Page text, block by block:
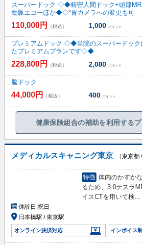
スーパードック ◇◆精密人間ドック+頭部
動脈エコーほか◆◇*胃カメラへの変更も可
110,000円 （税込） 1,000 ポイント
プレミアムドック ◇◆当院のスーパードック
たプレミアムプランです◇◆
228,800円 （税込） 2,080 ポイント
脳ドック
44,000円 （税込） 400 ポイント
健康保険組合の補助を利用する
メディカルスキャニング東京
（東京都
特徴 体内のかすか
るため、3.0テスラ
イスCTを用いて検...
休診日:祝日
日本橋駅 / 東京駅
オンライン決済対応 インボイス